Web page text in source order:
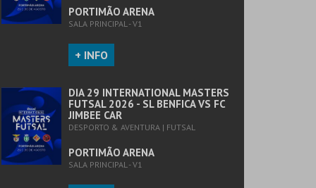
PORTIMÃO ARENA
SALA PRINCIPAL - V1
+ INFO
DIA 29 INTERNATIONAL MASTERS
FUTSAL 2026 - SL BENFICA VS FC
JIMBEE CAR
DESPORTO & AVENTURA | FUTSAL
PORTIMÃO ARENA
SALA PRINCIPAL - V1